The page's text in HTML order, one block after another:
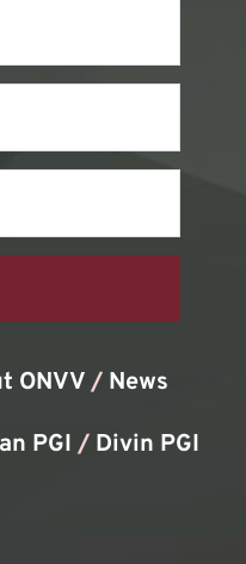
ONVV/ News
PGI / Divin PGI